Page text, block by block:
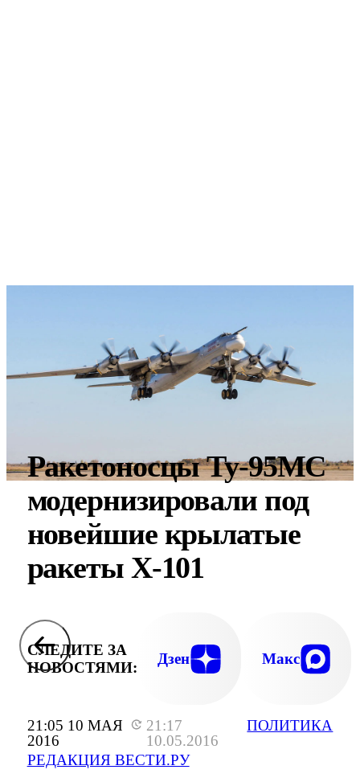
21:05 10 МАЯ
2016
21:17
10.05.2016
РЕДАКЦИЯ ВЕСТИ.РУ
ПОЛИТИКА
Ракетоносцы Ту-95МС
модернизировали под
новейшие крылатые
ракеты Х-101
СЛЕДИТЕ ЗА
НОВОСТЯМИ:
Дзен Макс